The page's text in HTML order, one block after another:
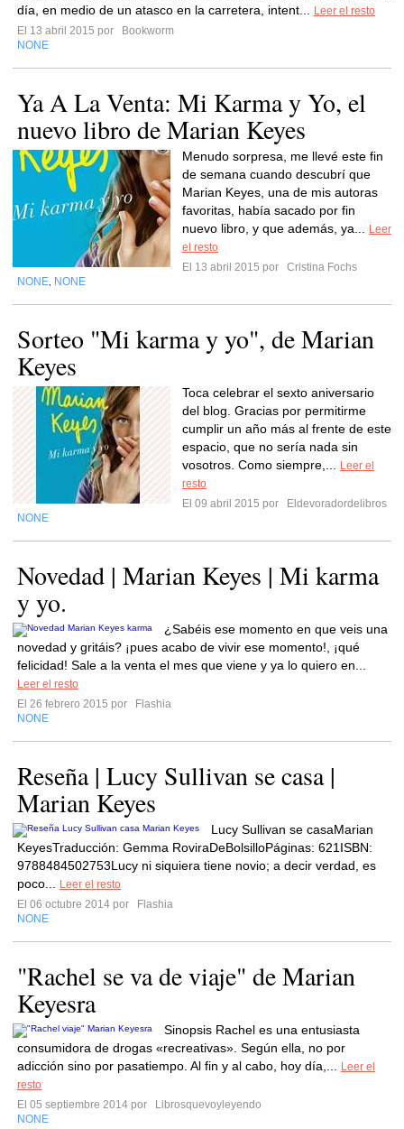
día, en medio de un atasco en la carretera, intent...
Leer el resto
El 13 abril 2015 por
Bookworm
NONE
Ya A La Venta: Mi Karma y Yo, el
nuevo libro de Marian Keyes
Menudo sorpresa, me llevé este fin
de semana cuando descubrí que
Marian Keyes, una de mis autoras
favoritas, había sacado por fin
nuevo libro, y que además, ya...
Leer
el resto
El 13 abril 2015 por
Cristina Fochs
NONE NONE
Sorteo "Mi karma y yo", de Marian
Keyes
Toca celebrar el sexto aniversario
del blog. Gracias por permitirme
cumplir un año más al frente de este
espacio, que no sería nada sin
vosotros. Como siempre,...
Leer el
resto
El 09 abril 2015 por
Eldevoradordelibros
NONE
Novedad | Marian Keyes | Mi karma
y yo.
¿Sabéis ese momento en que veis una
novedad y gritáis? ¡pues acabo de vivir ese momento!, ¡qué
felicidad! Sale a la venta el mes que viene y ya lo quiero en...
Leer el resto
El 26 febrero 2015 por
Flashia
NONE
Reseña | Lucy Sullivan se casa |
Marian Keyes
Lucy Sullivan se casaMarian
KeyesTraducción: Gemma RoviraDeBolsilloPáginas: 621ISBN:
9788484502753Lucy ni siquiera tiene novio; a decir verdad, es
poco...
Leer el resto
El 06 octubre 2014 por
Flashia
NONE
"Rachel se va de viaje" de Marian
Keyesra
Sinopsis Rachel es una entusiasta
consumidora de drogas «recreativas». Según ella, no por
adicción sino por pasatiempo. Al fin y al cabo, hoy día,...
Leer el
resto
El 05 septiembre 2014 por
Librosquevoyleyendo
NONE